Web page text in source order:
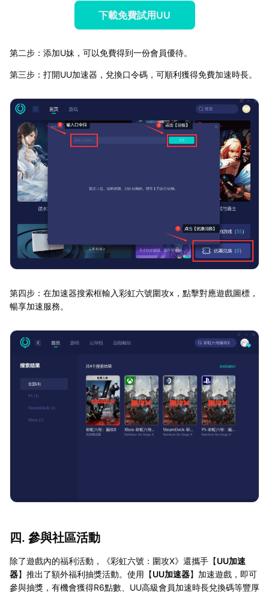
下載免費試用UU
第二步：添加U妹，可以免費得到一份會員優待。
第三步：打開UU加速器，兌換口令碼，可順利獲得免費加速時長。
第四步：在加速器搜索框輸入彩虹六號圍攻x，點擊對應遊戲圖標，
暢享加速服務。
四. 參與社區活動
除了遊戲內的福利活動，《彩虹六號：圍攻X》還攜手【UU加速
器】推出了額外福利抽獎活動。使用【UU加速器】加速遊戲，即可
參與抽獎，有機會獲得R6點數、UU高級會員加速時長兌換碼等豐厚